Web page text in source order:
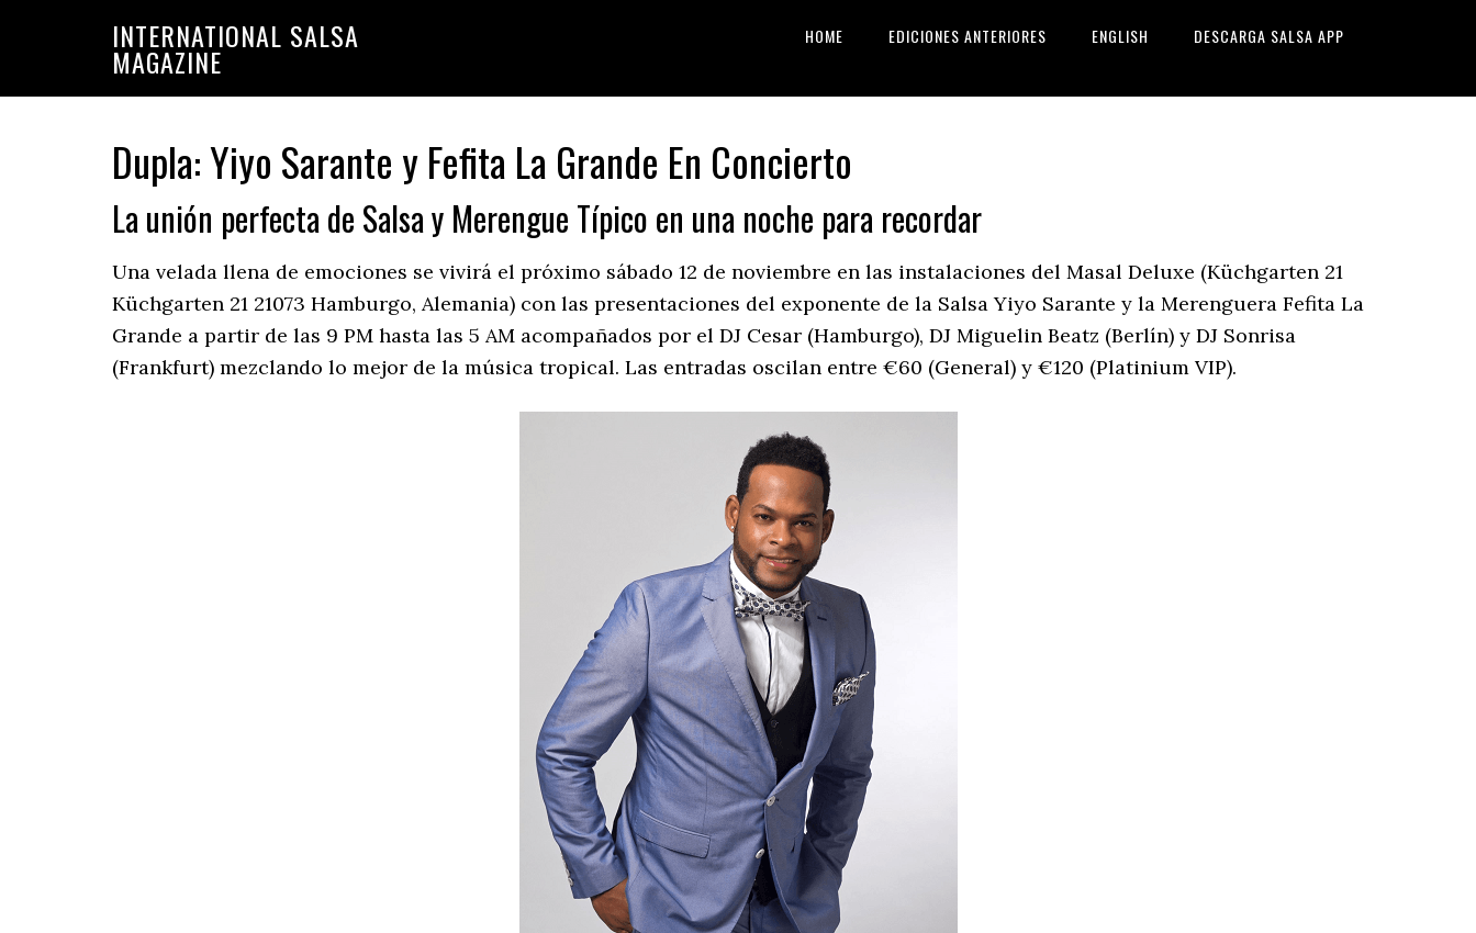
INTERNATIONAL SALSA
MAGAZINE
HOME EDICIONES ANTERIORES ENGLISH DESCARGA SALSA APP
Dupla: Yiyo Sarante y Fefita La Grande En Concierto
La unión perfecta de Salsa y Merengue Típico en una noche para recordar
Una velada llena de emociones se vivirá el próximo sábado 12 de noviembre en las instalaciones del Masal Deluxe (Küchgarten 21
Küchgarten 21 21073 Hamburgo, Alemania) con las presentaciones del exponente de la Salsa Yiyo Sarante y la Merenguera Fefita La
Grande a partir de las 9 PM hasta las 5 AM acompañados por el DJ Cesar (Hamburgo), DJ Miguelin Beatz (Berlín) y DJ Sonrisa
(Frankfurt) mezclando lo mejor de la música tropical. Las entradas oscilan entre €60 (General) y €120 (Platinium VIP).